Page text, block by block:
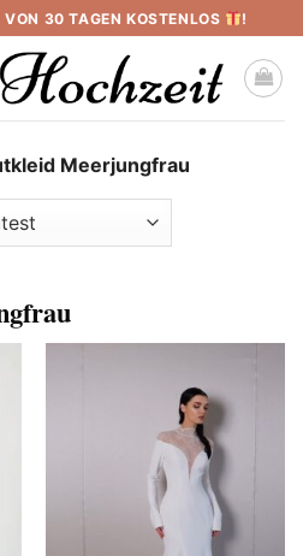
30 TAGEN KOSTENLOS !
Meerjungfrau